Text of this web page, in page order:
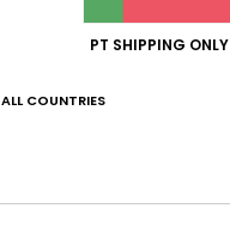
PT SHIPPING ONLY
COUNTRIES